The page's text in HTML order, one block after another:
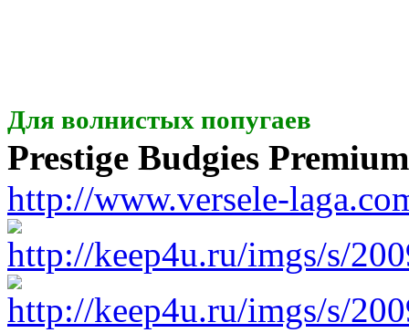
Для волнистых попугаев
Prestige Budgies Premium
http://www.versele-